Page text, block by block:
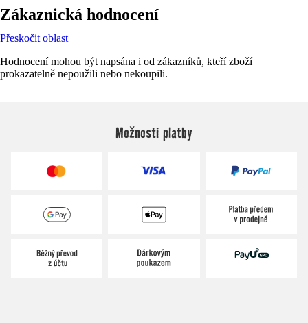
Zákaznická hodnocení
Přeskočit oblast
Hodnocení mohou být napsána i od zákazníků, kteří zboží
prokazatelně nepoužili nebo nekoupili.
Možnosti platby